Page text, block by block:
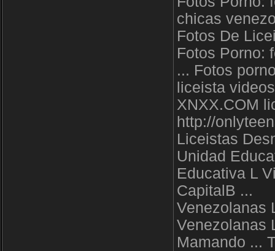
chicas
Fotos De
Fotos Porno:
... Fotos
liceista
XNXX.COM
http://
Liceistas
Unidad
Educativa L
CapitalВ ...
Venezolanas
Venezolanas
Mamando ...